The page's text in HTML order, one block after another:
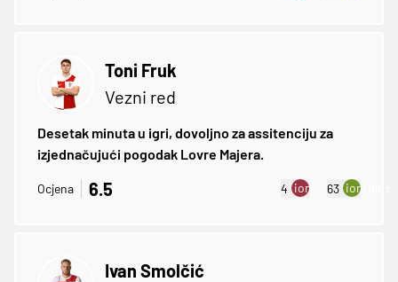
Toni Fruk
Vezni red
Desetak minuta u igri, dovoljno za assitenciju za
izjednačujući pogodak Lovre Majera.
Ocjena 6.5 4 ion:minus
63 ion:plus
Ivan Smolčić